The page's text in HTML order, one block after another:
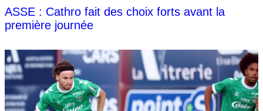
ASSE : Cathro fait des choix forts avant la
première journée